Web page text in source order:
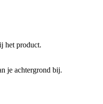
het product.
je achtergrond bij.